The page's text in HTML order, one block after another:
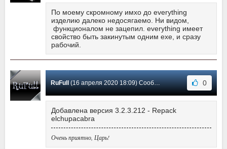
По моему скромному имхо до everything
изделию далеко недосягаемо. Ни видом,
функционалом не зацепил. everything имеет
свойство быть закинутым одним exe, и сразу
рабочий.
RuFull (16 апреля 2020 18:09) Сообщение #99 0
Добавлена версия 3.2.3.212 - Repack
elchupacabra
Очень приятно, Царь!